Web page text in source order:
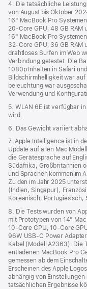
4. Die tatsächliche
von August bis Oktober
16" MacBook Pro
20‑Core GPU, 48 GB RAM
16" MacBook Pro
32‑Core GPU, 36 GB RAM
drahtloses Surfen im Web
Verbindung getestet. Die
1080p Inhalten in Safari
Bildschirm­helligkeit war
beleuchtung war
Verwendung und
5. WLAN 6E ist verfügbar
wird.
6. Das Gewicht variiert
7. Apple Intelligence ist in
Update auf allen Mac
die Gerätesprache auf
Südafrika, Großbritannien
und Sprachen kommen im
Zu den im Jahr 2025
(Indien, Singapur),
Koreanisch, Portugiesisch,
8. Die Tests wurden von
mit Prototypen von 14"
10‑Core CPU, 10‑Core
96W USB‑C Power
Kabel (Modell A2363). Die
entladenen MacBook Pro
gemessen ab dem
Erscheinen des Apple
abhängig von
tatsächlichen Ergebnisse